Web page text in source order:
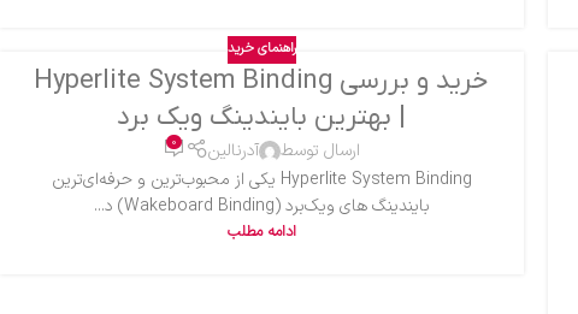
راهنمای خرید
خرید و بررسی Hyperlite System Binding
| بهترین بایندینگ ویک برد
ارسال توسط آدرنالین 0
Hyperlite System Binding یکی از محبوب‌ترین و حرفه‌ای‌ترین
بایندینگ های ویک‌برد (Wakeboard Binding) د...
ادامه مطلب